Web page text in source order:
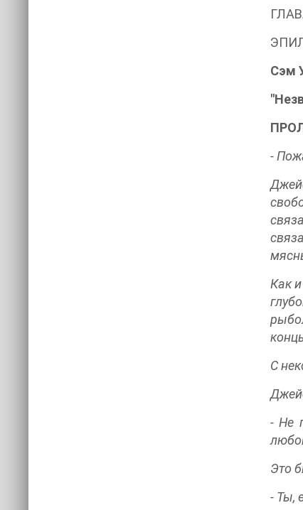
Сэм
-
Как
C
- Не
Это
- Ты,